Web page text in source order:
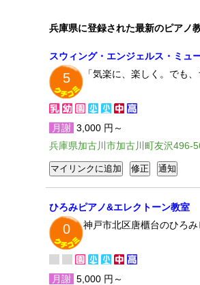
兵庫県に登録された最新のピアノ
スウィング・エンジェルス・ミュ
5 「気楽に、楽しく。でも
月謝 3,000 円～
兵庫県加古川市加古川町友沢496-
ひろみピアノ&エレクトーン教室
0 神戸市北区唐櫃台のひろ
月謝 5,000 円～